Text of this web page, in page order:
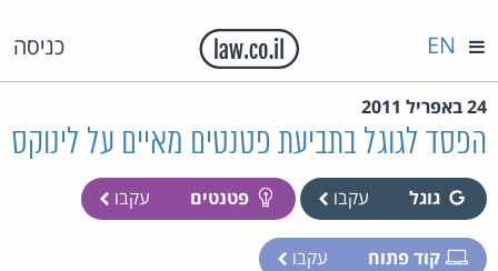
כניסה EN
24 באפריל 2011
הפסד לגוגל בתביעת פטנטים מאיים על לינוקס
גוגל עקבו פטנטים עקבו
קוד פתוח עקבו